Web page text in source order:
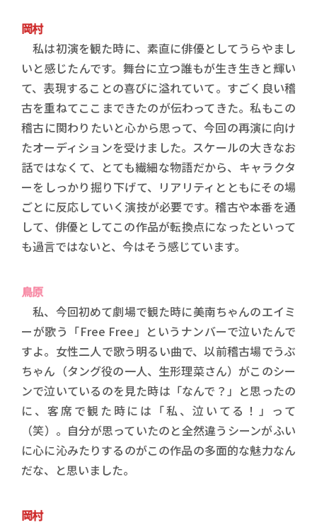
岡村
私は初演を観た時に、素直に俳優としてうらやまし
いと感じたんです。舞台に立つ誰もが生き生きと輝い
て、表現することの喜びに溢れていて。すごく良い稽
古を重ねてここまできたのが伝わってきた。私もこの
稽古に関わりたいと心から思って、今回の再演に向け
たオーディションを受けました。スケールの大きなお
話ではなくて、とても繊細な物語だから、キャラクタ
ーをしっかり掘り下げて、リアリティとともにその場
ごとに反応していく演技が必要です。稽古や本番を通
して、俳優としてこの作品が転換点になったといって
も過言ではないと、今はそう感じています。
鳥原
私、今回初めて劇場で観た時に美南ちゃんのエイミ
ーが歌う「Free Free」というナンバーで泣いたんで
すよ。女性二人で歌う明るい曲で、以前稽古場でうぶ
ちゃん（タング役の一人、生形理菜さん）がこのシー
ンで泣いているのを見た時は「なんで？」と思ったの
に、客席で観た時には「私、泣いてる！」って
（笑）。自分が思っていたのと全然違うシーンがふい
に心に沁みたりするのがこの作品の多面的な魅力なん
だな、と思いました。
岡村